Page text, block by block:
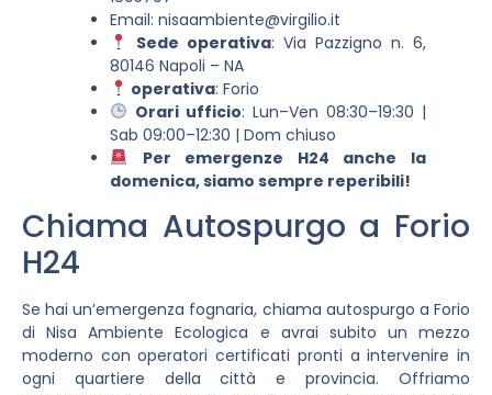
Email: nisaambiente@virgilio.it
Sede operativa: Via Pazzigno n. 6,
80146 Napoli – NA
operativa: Forio
Orari ufficio: Lun–Ven 08:30–19:30 |
Sab 09:00–12:30 | Dom chiuso
Per emergenze H24 anche la
domenica, siamo sempre reperibili!
Chiama Autospurgo a Forio
H24
Se hai un’emergenza fognaria, chiama autospurgo a Forio
di Nisa Ambiente Ecologica e avrai subito un mezzo
moderno con operatori certificati pronti a intervenire in
ogni quartiere della città e provincia. Offriamo